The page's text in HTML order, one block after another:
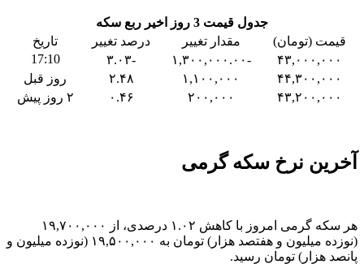
جدول قیمت 3 روز اخیر ربع سکه
قیمت (تومان)
مقدار تغییر درصد تغییر
تاریخ
۴۳,۰۰۰,۰۰۰
-۱,۳۰۰,۰۰۰.۰۰ -۳.۰۳
17:10
۴۴,۳۰۰,۰۰۰
۱,۱۰۰,۰۰۰ ۲.۴۸
روز قبل
۴۳,۲۰۰,۰۰۰
۲۰۰,۰۰۰ ۰.۴۶ ۲ روز پیش
آخرین نرخ سکه گرمی
هر سکه گرمی امروز با کاهش ۱.۰۲ درصدی، از ۱۹,۷۰۰,۰۰۰
(نوزده میلیون و هفتصد هزار) تومان به ۱۹,۵۰۰,۰۰۰ (نوزده میلیون و
پانصد هزار) تومان رسید.